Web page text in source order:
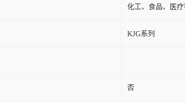
化工、食品、医
KJG系列
否